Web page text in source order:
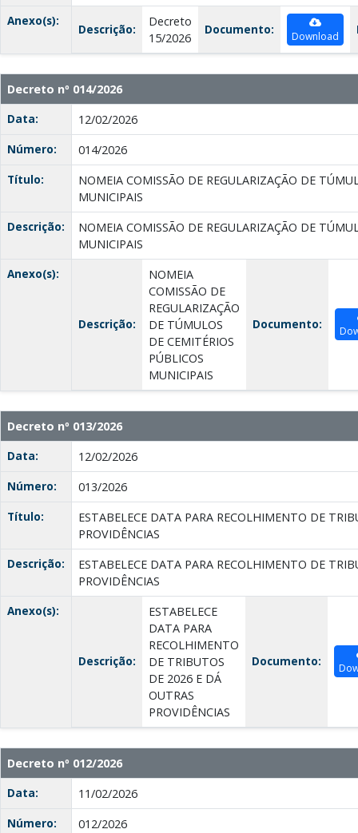
Anexo(s):
Descrição:
Decreto
15/2026
Documento: Download
Decreto nº 014/2026
Data:
12/02/2026
Número:
014/2026
Título:
NOMEIA COMISSÃO DE REGULARIZAÇÃO DE
MUNICIPAIS
Descrição:
NOMEIA COMISSÃO DE REGULARIZAÇÃO DE
MUNICIPAIS
Anexo(s):
Descrição:
NOMEIA
COMISSÃO DE
REGULARIZAÇÃO
DE TÚMULOS
DE CEMITÉRIOS
PÚBLICOS
MUNICIPAIS
Documento:
Decreto nº 013/2026
Data:
12/02/2026
Número:
013/2026
Título:
ESTABELECE DATA PARA RECOLHIMENTO DE
PROVIDÊNCIAS
Descrição:
ESTABELECE DATA PARA RECOLHIMENTO DE
PROVIDÊNCIAS
Anexo(s):
Descrição:
ESTABELECE
DATA PARA
RECOLHIMENTO
DE TRIBUTOS
DE 2026 E DÁ
OUTRAS
PROVIDÊNCIAS
Documento:
Decreto nº 012/2026
Data:
11/02/2026
Número:
012/2026